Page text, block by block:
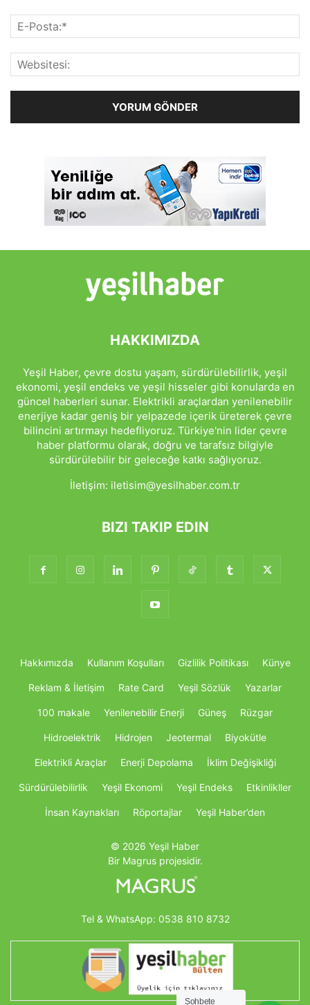
HAKKIMIZDA
Yeşil Haber, çevre dostu yaşam, sürdürülebilirlik, yeşil
ekonomi, yeşil endeks ve yeşil hisseler gibi konularda en
güncel haberleri sunar. Elektrikli araçlardan yenilenebilir
enerjiye kadar geniş bir yelpazede içerik üreterek çevre
bilincini artırmayı hedefliyoruz. Türkiye'nin lider çevre
haber platformu olarak, doğru ve tarafsız bilgiyle
sürdürülebilir bir geleceğe katkı sağlıyoruz.
İletişim: iletisim@yesilhaber.com.tr
BIZI TAKIP EDIN
Hakkımızda Kullanım Koşulları Gizlilik Politikası Künye
Reklam & İletişim Rate Card Yeşil Sözlük Yazarlar
100 makale Yenilenebilir Enerji Güneş Rüzgar
Hidroelektrik Hidrojen Jeotermal Biyokütle
Elektrikli Araçlar Enerji Depolama İklim Değişikliği
Sürdürülebilirlik Yeşil Ekonomi Yeşil Endeks Etkinlikller
İnsan Kaynakları Röportajlar Yeşil Haber’den
© 2026 Yeşil Haber
Bir Magrus projesidir.
Tel & WhatsApp: 0538 810 8732
Sohbete